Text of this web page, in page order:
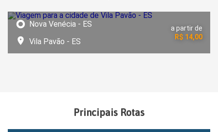
Nova Venécia - ES
Vila Pavão - ES
a partir de
R$ 14,00
Principais Rotas